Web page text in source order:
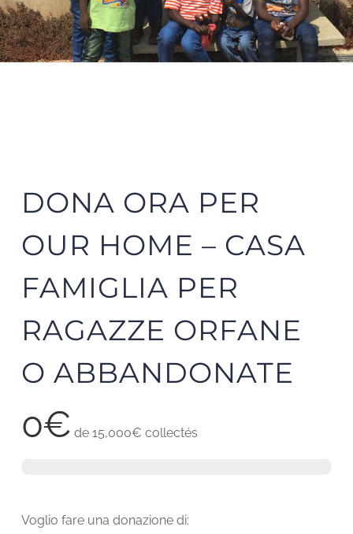
DONA ORA PER
OUR HOME – CASA
FAMIGLIA PER
RAGAZZE ORFANE
O ABBANDONATE
0€ de 15,000€ collectés
Voglio fare una donazione di: